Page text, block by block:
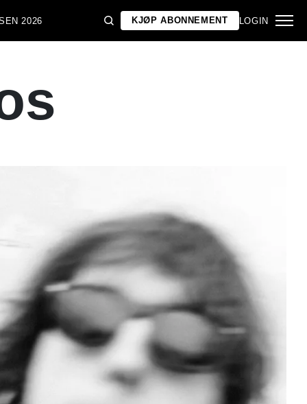
2026 KJØP ABONNEMENT LOGIN